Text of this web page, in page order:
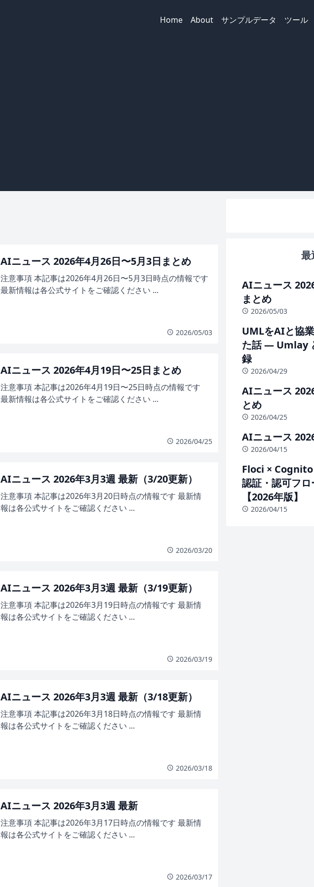
Home About サンプルデータ ツール
AIニュース 2026年4月26日〜5月3日まとめ
注意事項 本記事は2026年4月26日〜5月3日時点の情報です
最新情報は各公式サイトをご確認ください ...
2026/05/03
AIニュース 2026年4月19日〜25日まとめ
注意事項 本記事は2026年4月19日〜25日時点の情報です
最新情報は各公式サイトをご確認ください ...
2026/04/25
AIニュース 2026年3月3週 最新（3/20更新）
注意事項 本記事は2026年3月20日時点の情報です 最新情
報は各公式サイトをご確認ください ...
2026/03/20
AIニュース 2026年3月3週 最新（3/19更新）
注意事項 本記事は2026年3月19日時点の情報です 最新情
報は各公式サイトをご確認ください ...
2026/03/19
AIニュース 2026年3月3週 最新（3/18更新）
注意事項 本記事は2026年3月18日時点の情報です 最新情
報は各公式サイトをご確認ください ...
2026/03/18
AIニュース 2026年3月3週 最新
注意事項 本記事は2026年3月17日時点の情報です 最新情
報は各公式サイトをご確認ください ...
2026/03/17
最
AIニュース
まとめ
2026/05/03
UMLをAIと協
た話 — Umlay
録
2026/04/29
AIニュース
とめ
2026/04/25
AIニュース
2026/04/15
Floci ×
認証・認可フ
【2026年版】
2026/04/15